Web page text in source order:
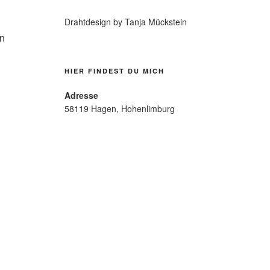
Drahtdesign by Tanja Mückstein
HIER FINDEST DU MICH
Adresse
58119 Hagen, Hohenlimburg